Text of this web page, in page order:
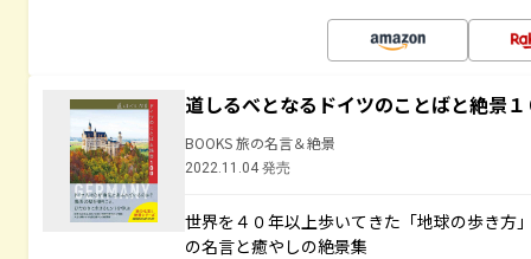
道しるべとなるドイツのことばと絶景
BOOKS 旅の名言＆絶景
2022.11.04 発売
世界を４０年以上歩いてきた「地球の歩き方
の名言と癒やしの絶景集